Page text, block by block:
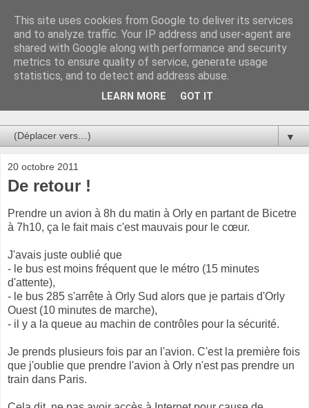
Au bistro !
La connerie étant le seul chemin susceptible de nous faire
entrevoir une parcelle de vérité, utilisons la par des moyens
de communication efficaces. Le temps qu'on remplisse nos
▼
20 octobre 2011
De retour !
Prendre un avion à 8h du matin à Orly en partant de Bicetre
à 7h10, ça le fait mais c'est mauvais pour le cœur.
J'avais juste oublié que
- le bus est moins fréquent que le métro (15 minutes
d'attente),
- le bus 285 s'arrête à Orly Sud alors que je partais d'Orly
Ouest (10 minutes de marche),
- il y a la queue au machin de contrôles pour la sécurité.
Je prends plusieurs fois par an l'avion. C'est la première fois
que j'oublie que prendre l'avion à Orly n'est pas prendre un
train dans Paris.
This site uses cookies from Google to deliver its services
and to analyze traffic. Your IP address and user-agent are
shared with Google along with performance and security
metrics to ensure quality of service, generate usage
statistics, and to detect and address abuse.
LEARN MORE GOT IT